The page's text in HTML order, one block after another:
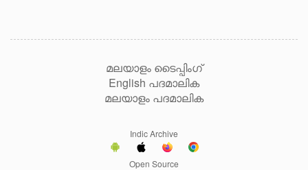
മലയാളം ടൈപ്പിംഗ്
English പദമാലിക
മലയാളം പദമാലിക
Indic Archive
Open Source